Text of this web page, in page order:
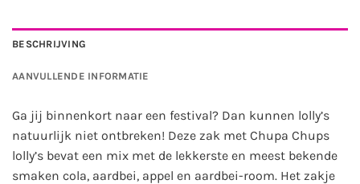
BESCHRIJVING
AANVULLENDE INFORMATIE
Ga jij binnenkort naar een festival? Dan kunnen lolly’s
natuurlijk niet ontbreken! Deze zak met Chupa Chups
lolly’s bevat een mix met de lekkerste en meest bekende
smaken cola, aardbei, appel en aardbei-room. Het zakje